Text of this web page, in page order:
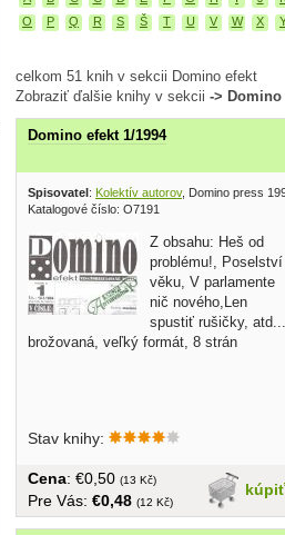
O
P Q R S Š T U V W X
celkom 51 knih v sekcii Domino efekt
Zobraziť ďalšie knihy v sekcii -> Domino
Domino efekt 1/1994
Spisovatel: Kolektív autorov, Domino press
Katalogové číslo: O7191
Z obsahu: Heš od
problému!, Poselství
věku, V parlamente
nič nového,Len
spustiť rušičky, atd...
brožovaná, veľký formát, 8 strán
Stav knihy:
kúpiť
Cena: €0,50 (13 Kč)
Pre Vás: €0,48 (12 Kč)